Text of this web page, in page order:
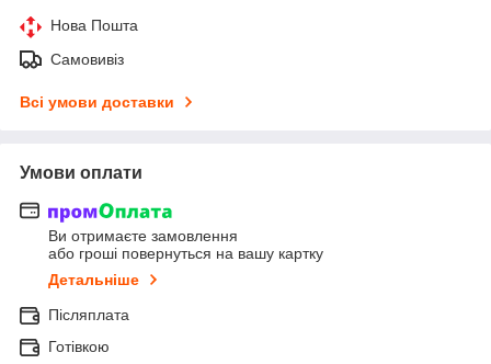
Нова Пошта
Самовивіз
Всі умови доставки
Умови оплати
Ви отримаєте замовлення
або гроші повернуться на вашу картку
Детальніше
Післяплата
Готівкою